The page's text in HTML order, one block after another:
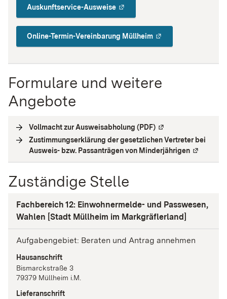
Auskunftservice-Ausweise
Online-Termin-Vereinbarung Müllheim
Formulare und weitere
Angebote
Vollmacht zur Ausweisabholung (PDF) Externe Verlinkung
Zustimmungserklärung der gesetzlichen Vertreter bei
Ausweis- bzw. Passanträgen von Minderjährigen Externe
Zuständige Stelle
Fachbereich 12: Einwohnermelde- und Passwesen,
Wahlen [Stadt Müllheim im Markgräflerland]
Aufgabengebiet: Beraten und Antrag annehmen
Hausanschrift
Bismarckstraße 3
79379 Müllheim i.M.
Lieferanschrift